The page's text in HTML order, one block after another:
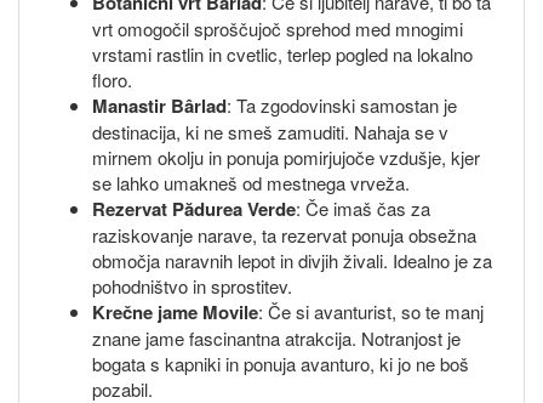
vrt omogočil sproščujoč sprehod med mnogimi
vrstami rastlin in cvetlic, terlep pogled na lokalno
floro.
Manastir Bârlad: Ta zgodovinski samostan je
destinacija, ki ne smeš zamuditi. Nahaja se v
mirnem okolju in ponuja pomirjujoče vzdušje, kjer
se lahko umakneš od mestnega vrveža.
Rezervat Pădurea Verde: Če imaš čas za
raziskovanje narave, ta rezervat ponuja obsežna
območja naravnih lepot in divjih živali. Idealno je za
pohodništvo in sprostitev.
Krečne jame Movile: Če si avanturist, so te manj
znane jame fascinantna atrakcija. Notranjost je
bogata s kapniki in ponuja avanturo, ki jo ne boš
pozabil.